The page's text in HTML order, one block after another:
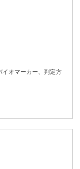
イオマーカー、判定方